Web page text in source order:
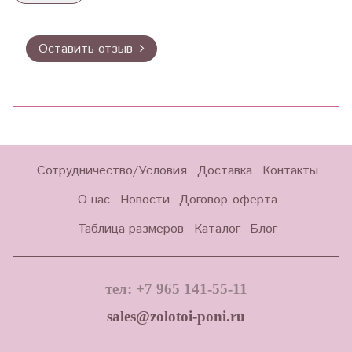
Оставить отзыв
Сотрудничество/Условия Доставка
Контакты
О нас
Новости Договор-оферта
Таблица размеров
Каталог Блог
тел: +7 965 141-55-11
sales@zolotoi-poni.ru